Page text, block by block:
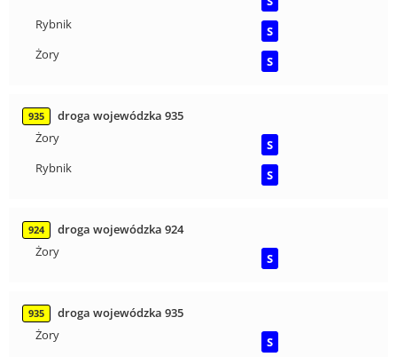
Rybnik
S
Żory
S
935
droga wojewódzka 935
Żory
S
Rybnik
S
924
droga wojewódzka 924
Żory
S
935
droga wojewódzka 935
Żory
S